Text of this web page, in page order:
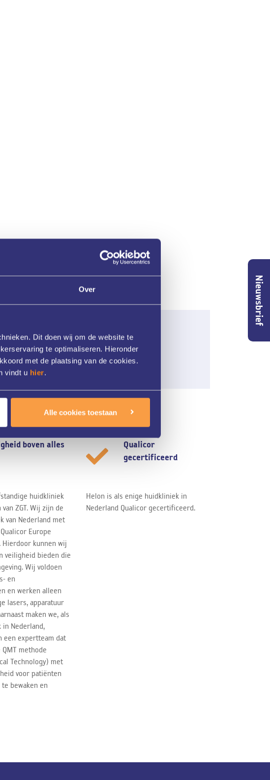
Over
Dit doen wij om de website te
te optimaliseren. Hieronder
met de plaatsing van de cookies.
vindt u hier.
Alle cookies toestaan
Nieuwsbrief
boven alles
huidkliniek
ZGT. Wij zijn de
van Nederland met
Europe
Hierdoor kunnen wij
veiligheid bieden die
Wij voldoen
en
en werken alleen
lasers, apparatuur
maken we, als
Nederland,
een expertteam dat
methode
Technology) met
voor patiënten
bewaken en
Qualicor
gecertificeerd
Helon is als enige huidkliniek in
Nederland Qualicor gecertificeerd.